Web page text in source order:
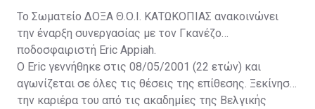
Το Σωματείο ΔΟΞΑ Θ.Ο.Ι. ΚΑΤΩΚΟΠΙΑΣ ανακοινώνει
την έναρξη συνεργασίας με τον Γκανέζο
ποδοσφαιριστή Eric Appiah.
Ο Eric γεννήθηκε στις 08/05/2001 (22 ετών) και
αγωνίζεται σε όλες τις θέσεις της επίθεσης. Ξεκίνησε
την καριέρα του από τις ακαδημίες της Βελγικής